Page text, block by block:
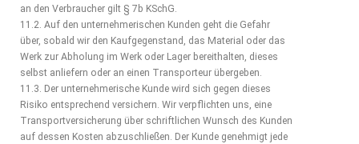
an den Verbraucher gilt § 7b KSchG.
11.2. Auf den unternehmerischen Kunden geht die Gefahr
über, sobald wir den Kaufgegenstand, das Material oder das
Werk zur Abholung im Werk oder Lager bereithalten, dieses
selbst anliefern oder an einen Transporteur übergeben.
11.3. Der unternehmerische Kunde wird sich gegen dieses
Risiko entsprechend versichern. Wir verpflichten uns, eine
Transportversicherung über schriftlichen Wunsch des Kunden
auf dessen Kosten abzuschließen. Der Kunde genehmigt jede